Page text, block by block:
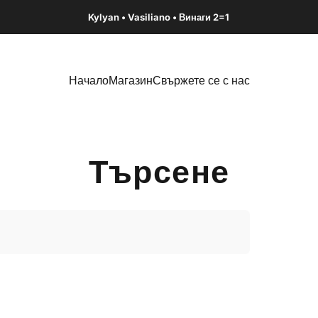
Kylyan • Vasiliano • Винаги 2=1
НачалоМагазинСвържете се с нас
Търсене